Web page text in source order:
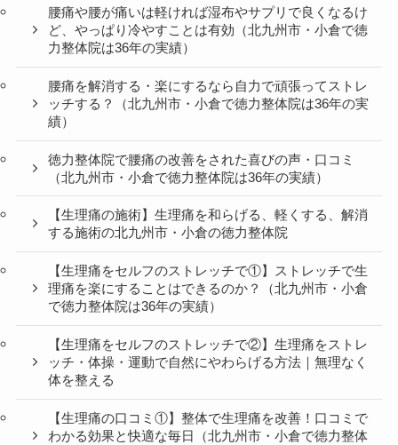
腰痛や腰が痛いは軽ければ湿布やサプリで良くなるけ
ど、やっぱり冷やすことは有効（北九州市・小倉で徳
力整体院は36年の実績）
腰痛を解消する・楽にするなら自力で頑張ってストレ
ッチする？（北九州市・小倉で徳力整体院は36年の実
績）
徳力整体院で腰痛の改善をされた喜びの声・口コミ
（北九州市・小倉で徳力整体院は36年の実績）
【生理痛の施術】生理痛を和らげる、軽くする、解消
する施術の北九州市・小倉の徳力整体院
【生理痛をセルフのストレッチで①】ストレッチで生
理痛を楽にすることはできるのか？（北九州市・小倉
で徳力整体院は36年の実績）
【生理痛をセルフのストレッチで②】生理痛をストレ
ッチ・体操・運動で自然にやわらげる方法｜無理なく
体を整える
【生理痛の口コミ①】整体で生理痛を改善！口コミで
わかる効果と快適な毎日（北九州市・小倉で徳力整体